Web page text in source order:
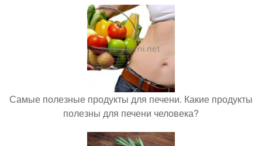
Самые полезные продукты для печени. Какие продукты
полезны для печени человека?